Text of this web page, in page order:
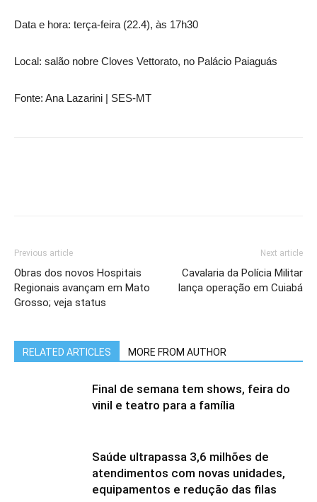
Data e hora: terça-feira (22.4), às 17h30
Local: salão nobre Cloves Vettorato, no Palácio Paiaguás
Fonte: Ana Lazarini | SES-MT
Previous article
Obras dos novos Hospitais
Regionais avançam em Mato
Grosso; veja status
Next article
Cavalaria da Polícia Militar
lança operação em Cuiabá
RELATED ARTICLES MORE FROM AUTHOR
Final de semana tem shows, feira do
vinil e teatro para a família
Saúde ultrapassa 3,6 milhões de
atendimentos com novas unidades,
equipamentos e redução das filas